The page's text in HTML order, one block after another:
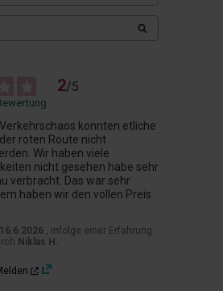
2/5
konnten etliche
roten Route nicht
Wir haben viele
nicht gesehen habe sehr
verbracht. Das war sehr
haben wir den vollen Preis
16.6.2026 , infolge einer Erfahrung
Niklas H.